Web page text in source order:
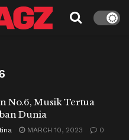
No.6, Musik Tertua
Dunia
MARCH 10, 2023 0